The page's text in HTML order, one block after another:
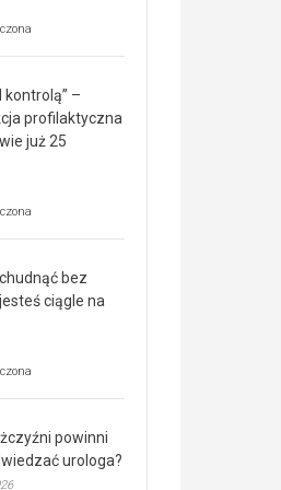
kontrolą” –
profilaktyczna
już 25
bez
ciągle na
powinni
urologa?